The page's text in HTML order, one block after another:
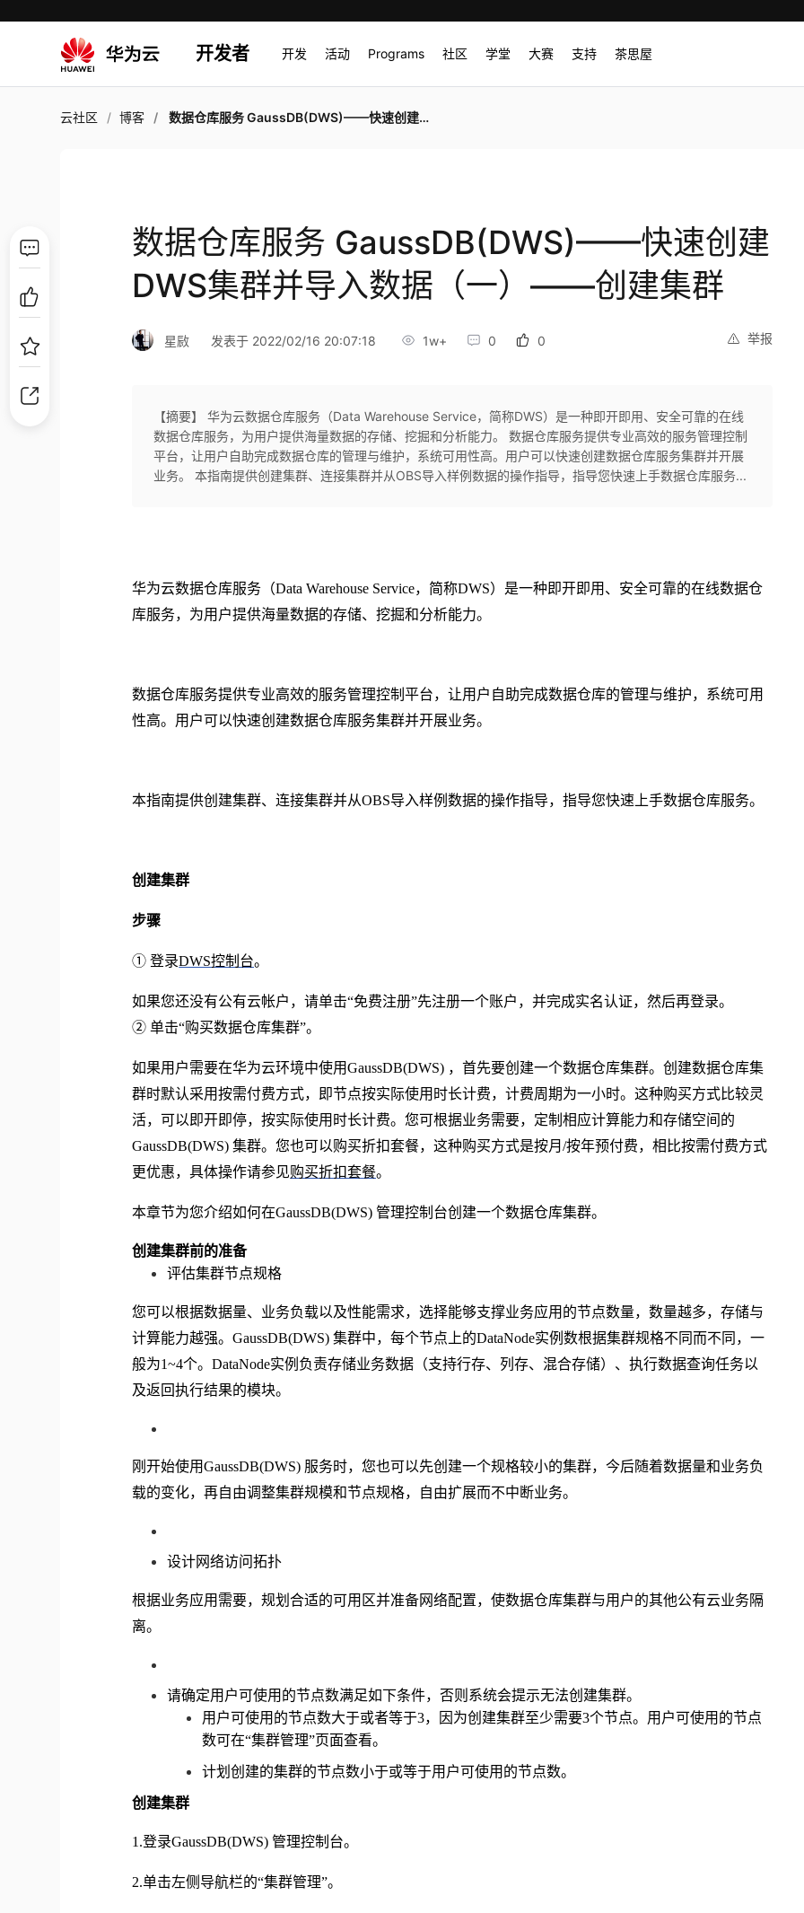
开发者 开发 活动 Programs 社区 学堂 大赛 支持 茶思屋
云社区 博客 数据仓库服务 GaussDB(DWS)——快速创建DWS集群并导入数据（一）——创建集群
数据仓库服务 GaussDB(DWS)——快速创建
DWS集群并导入数据（一）——创建集群
举报
星敐 发表于 2022/02/16 20:07:18 1w+ 0 0
【摘要】 华为云数据仓库服务（Data Warehouse Service，简称DWS）是一种即开即用、安全可靠的在线
数据仓库服务，为用户提供海量数据的存储、挖掘和分析能力。 数据仓库服务提供专业高效的服务管理控制
平台，让用户自助完成数据仓库的管理与维护，系统可用性高。用户可以快速创建数据仓库服务集群并开展
业务。 本指南提供创建集群、连接集群并从OBS导入样例数据的操作指导，指导您快速上手数据仓库服务...
华为云数据仓库服务（Data Warehouse Service，简称DWS）是一种即开即用、安全可靠的在线数据仓
库服务，为用户提供海量数据的存储、挖掘和分析能力。
数据仓库服务提供专业高效的服务管理控制平台，让用户自助完成数据仓库的管理与维护，系统可用
性高。用户可以快速创建数据仓库服务集群并开展业务。
本指南提供创建集群、连接集群并从OBS导入样例数据的操作指导，指导您快速上手数据仓库服务。
创建集群
步骤
① 登录DWS控制台。
如果您还没有公有云帐户，请单击“免费注册”先注册一个账户，并完成实名认证，然后再登录。
② 单击“购买数据仓库集群”。
如果用户需要在华为云环境中使用GaussDB(DWS) ，首先要创建一个数据仓库集群。创建数据仓库集
群时默认采用按需付费方式，即节点按实际使用时长计费，计费周期为一小时。这种购买方式比较灵
活，可以即开即停，按实际使用时长计费。您可根据业务需要，定制相应计算能力和存储空间的
GaussDB(DWS) 集群。您也可以购买折扣套餐，这种购买方式是按月/按年预付费，相比按需付费方式
更优惠，具体操作请参见购买折扣套餐。
本章节为您介绍如何在GaussDB(DWS) 管理控制台创建一个数据仓库集群。
创建集群前的准备
评估集群节点规格
您可以根据数据量、业务负载以及性能需求，选择能够支撑业务应用的节点数量，数量越多，存储与
计算能力越强。GaussDB(DWS) 集群中，每个节点上的DataNode实例数根据集群规格不同而不同，一
般为1~4个。DataNode实例负责存储业务数据（支持行存、列存、混合存储）、执行数据查询任务以
及返回执行结果的模块。
刚开始使用GaussDB(DWS) 服务时，您也可以先创建一个规格较小的集群，今后随着数据量和业务负
载的变化，再自由调整集群规模和节点规格，自由扩展而不中断业务。
设计网络访问拓扑
根据业务应用需要，规划合适的可用区并准备网络配置，使数据仓库集群与用户的其他公有云业务隔
离。
请确定用户可使用的节点数满足如下条件，否则系统会提示无法创建集群。
用户可使用的节点数大于或者等于3，因为创建集群至少需要3个节点。用户可使用的节点
数可在“集群管理”页面查看。
计划创建的集群的节点数小于或等于用户可使用的节点数。
创建集群
1.登录GaussDB(DWS) 管理控制台。
2.单击左侧导航栏的“集群管理”。